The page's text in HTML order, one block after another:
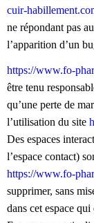
cuir-
ne répondant pas
l’apparition d’un
https://www.fo-
être tenu
qu’une perte de
l’utilisation du site
Des espaces
l’espace contact)
https://www.fo-
supprimer, sans
dans cet espace